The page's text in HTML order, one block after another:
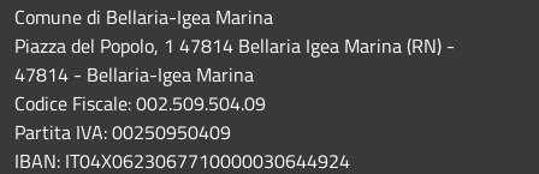
Comune di Bellaria-Igea Marina
Piazza del Popolo, 1 47814 Bellaria Igea Marina (RN) -
47814 - Bellaria-Igea Marina
Codice Fiscale: 002.509.504.09
Partita IVA: 00250950409
IBAN: IT04X0623067710000030644924